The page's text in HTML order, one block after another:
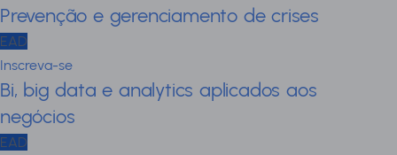
Prevenção e gerenciamento de crises
EAD
Inscreva-se
Bi, big data e analytics aplicados aos
negócios
EAD